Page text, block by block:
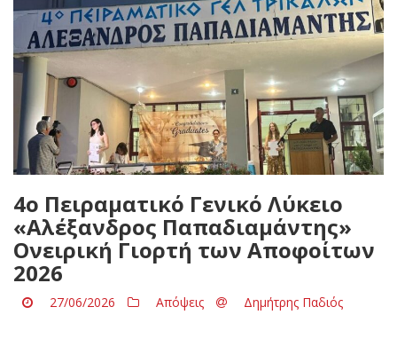
4ο Πειραματικό Γενικό Λύκειο
«Αλέξανδρος Παπαδιαμάντης»
Ονειρική Γιορτή των Αποφοίτων
2026
27/06/2026 Απόψεις Δημήτρης Παδιός